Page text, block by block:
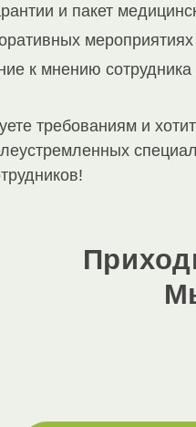
и пакет
мероприятиях
к мнению
требованиям и